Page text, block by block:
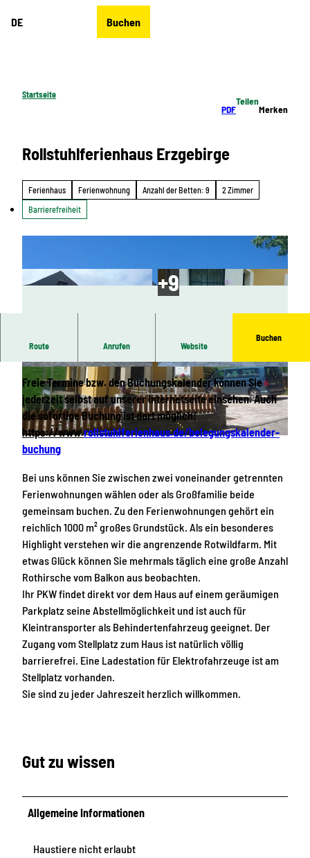
DE Buchen
Startseite
PDF
Teilen
Merken
Rollstuhlferienhaus Erzgebirge
Ferienhaus Ferienwohnung Anzahl der Betten: 9
2 Zimmer
Barrierefreiheit
R
f
e
r
e
n
z
b
i
l
d
u
ß
e
n
a
n
s
i
c
h
t
m
i
t
P
a
r
k
p
z
0
1
-
7
B
l
u
m
e
n
k
ä
s
t
e
Route Anrufen Website
Buchen
Freie Termine bzw. den Buchungskalender können Sie
jederzeit selbst auf unserer Internetseite einsehen. Auch
die sofortige Buchung ist dort möglich!
https://www.rollstuhlferienhaus.de/belegungskalender-
buchung
Bei uns können Sie zwischen zwei voneinander getrennten
Ferienwohnungen wählen oder als Großfamilie beide
gemeinsam buchen. Zu den Ferienwohnungen gehört ein
reichlich 1000 m² großes Grundstück. Als ein besonderes
Highlight verstehen wir die angrenzende Rotwildfarm. Mit
etwas Glück können Sie mehrmals täglich eine große Anzahl
Rothirsche vom Balkon aus beobachten.
Ihr PKW findet direkt vor dem Haus auf einem geräumigen
Parkplatz seine Abstellmöglichkeit und ist auch für
Kleintransporter als Behindertenfahrzeug geeignet. Der
Zugang vom Stellplatz zum Haus ist natürlich völlig
barrierefrei. Eine Ladestation für Elektrofahrzeuge ist am
Stellplatz vorhanden.
Sie sind zu jeder Jahreszeit herzlich willkommen.
Gut zu wissen
Allgemeine Informationen
Haustiere nicht erlaubt